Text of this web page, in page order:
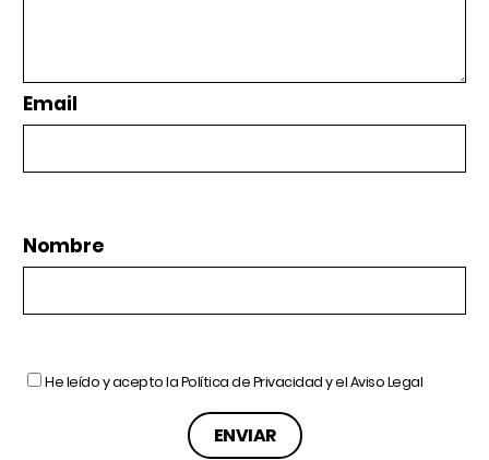
Email
Nombre
He leído y acepto laPolítica de Privacidady elAviso Legal